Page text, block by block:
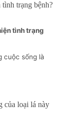
tình trạng
cuộc sống là